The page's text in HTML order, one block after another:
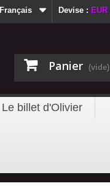
Devise : EUR
Français
Panier (vide)
Le billet d'Olivier